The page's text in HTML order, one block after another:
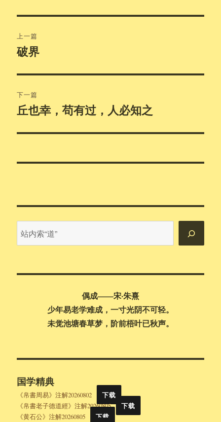
章
航
上一篇
上
文
章：
破界
下一篇
下
文
丘也幸，苟有过，人必知之
内
偶成——宋·朱熹
少年易老学难成，一寸光阴不可轻。
未觉池塘春草梦，阶前梧叶已秋声。
国学精典
《帛書周易》注解20260802
下载
《帛書老子德道經》注解20260805
下载
《黄石公》注解20260805
下载